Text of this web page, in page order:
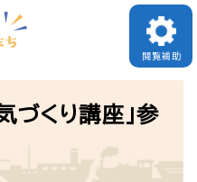
閲覧補助
づくり講座」参